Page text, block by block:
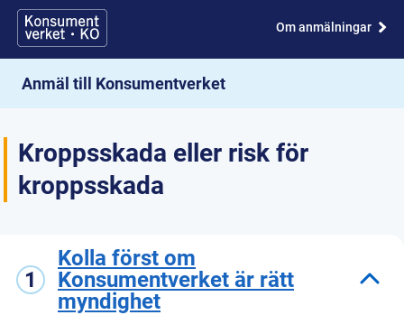
Anmäl till Konsumentverket
Om anmälningar
Kroppsskada eller risk för
kroppsskada
1
Kolla först om
Konsumentverket är rätt
myndighet